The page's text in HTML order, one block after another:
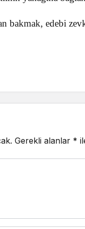
bakmak, edebi
Gerekli alanlar *